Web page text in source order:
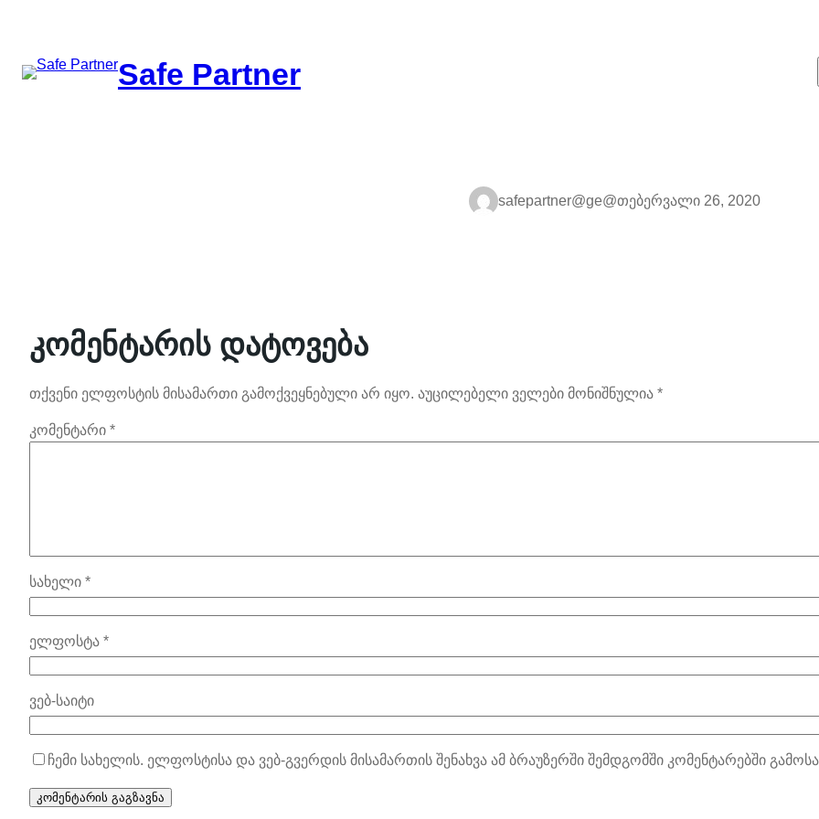
Safe Partner
safepartner@ge@თებერვალი 26, 2020
კომენტარის დატოვება
თქვენი ელფოსტის მისამართი გამოქვეყნებული არ იყო. აუცილებელი ველები მონიშნულია *
კომენტარი *
სახელი *
ელფოსტა *
ვებ-საიტი
ჩემი სახელის. ელფოსტისა და ვებ-გვერდის მისამართის შენახვა ამ ბრაუზერში შემდგომში კომენტარებში